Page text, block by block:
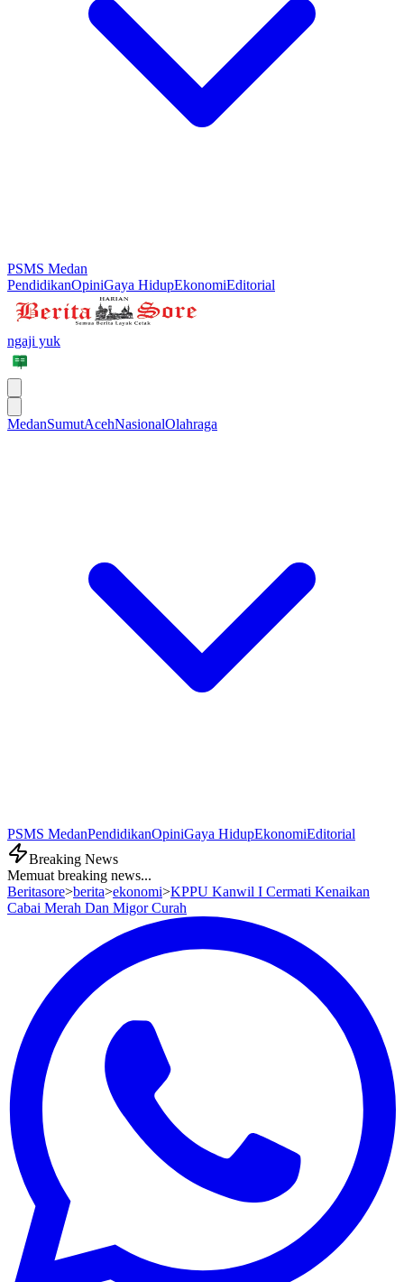
PSMS Medan
PendidikanOpiniGaya HidupEkonomiEditorial
ngaji yuk
MedanSumutAcehNasionalOlahraga
PSMS MedanPendidikanOpiniGaya HidupEkonomiEditorial
Breaking News
Memuat breaking news...
Beritasore>berita>ekonomi>KPPU Kanwil I Cermati Kenaikan
Cabai Merah Dan Migor Curah